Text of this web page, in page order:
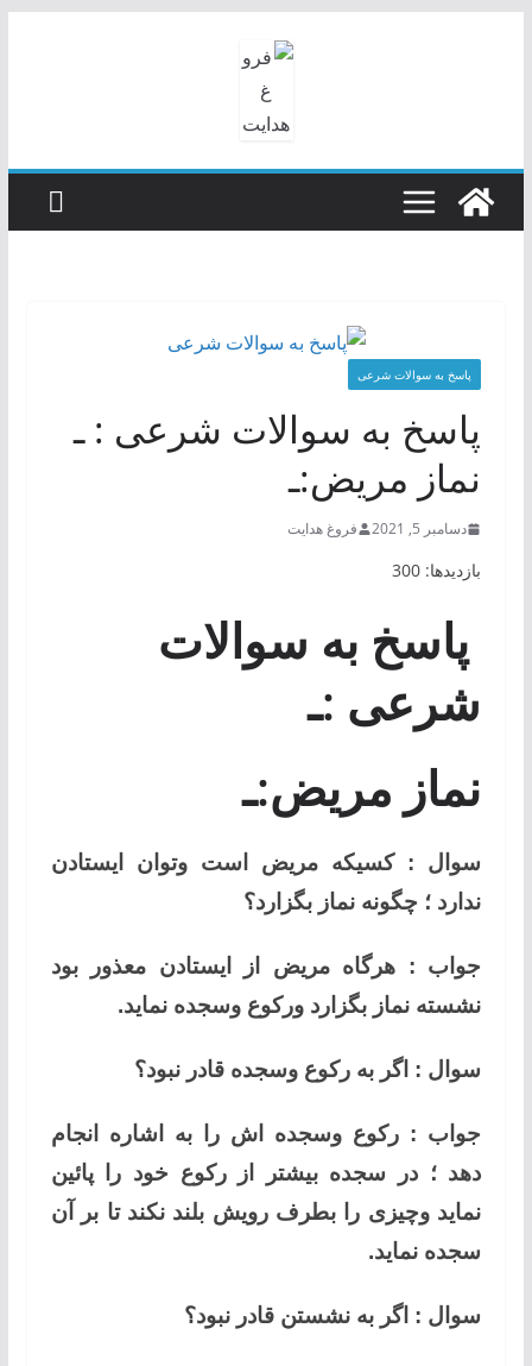
پاسخ به سوالات شرعی
پاسخ به سوالات شرعی : ـ
نماز مریض:ـ
دسامبر 5, 2021 فروغ هدایت
بازدیدها: 300
پاسخ به سوالات
شرعی :ـ
نماز مریض:ـ
سوال : کسیکه مریض است وتوان ایستادن
ندارد ؛ چگونه نماز بگزارد؟
جواب : هرگاه مریض از ایستادن معذور بود
نشسته نماز بگزارد ورکوع وسجده نماید.
سوال : اگر به رکوع وسجده قادر نبود؟
جواب : رکوع وسجده اش را به اشاره انجام
دهد ؛ در سجده بیشتر از رکوع خود را پائین
نماید وچیزی را بطرف رویش بلند نکند تا بر آن
سجده نماید.
سوال : اگر به نشستن قادر نبود؟